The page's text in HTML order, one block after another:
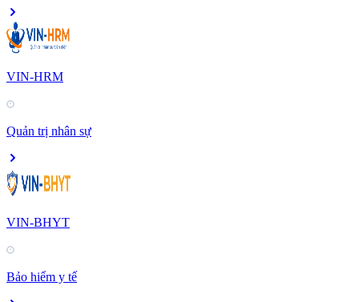
VIN-HRM
Quản trị nhân sự
VIN-BHYT
Bảo hiểm y tế